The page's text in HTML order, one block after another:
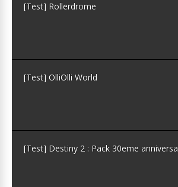
[Test] Rollerdrome
[Test] OlliOlli World
[Test] Destiny 2 : Pack 30eme